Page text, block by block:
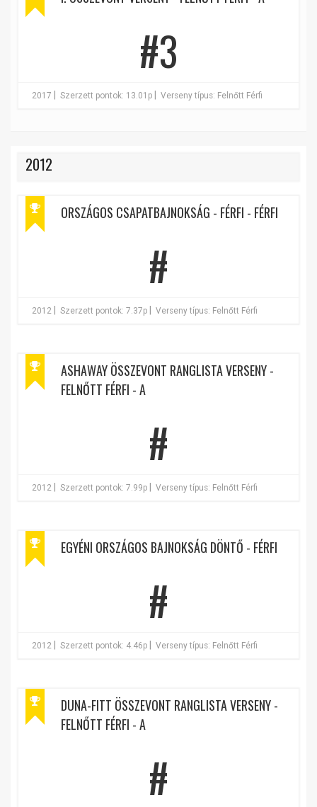
#3
2017 Szerzett pontok: 13.01p Verseny típus: Felnőtt Férfi
2012
ORSZÁGOS CSAPATBAJNOKSÁG - FÉRFI - FÉRFI
#
2012 Szerzett pontok: 7.37p Verseny típus: Felnőtt Férfi
ASHAWAY ÖSSZEVONT RANGLISTA VERSENY -
FELNŐTT FÉRFI - A
#
2012 Szerzett pontok: 7.99p Verseny típus: Felnőtt Férfi
EGYÉNI ORSZÁGOS BAJNOKSÁG DÖNTŐ - FÉRFI
#
2012 Szerzett pontok: 4.46p Verseny típus: Felnőtt Férfi
DUNA-FITT ÖSSZEVONT RANGLISTA VERSENY -
FELNŐTT FÉRFI - A
#